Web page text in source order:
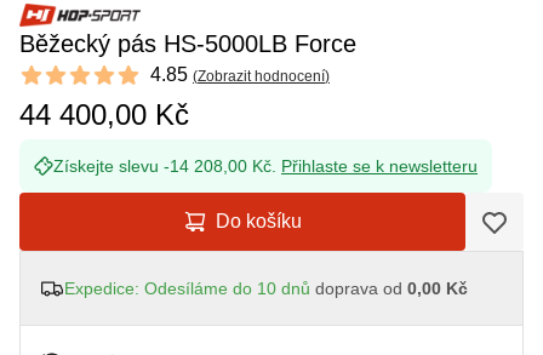
Běžecký pás HS-5000LB Force
Reviews
4.85 out of 5 stars 4.85 (Zobrazit hodnocení)
44 400,00 Kč
Získejte slevu -14 208,00 Kč. Přihlaste se k newsletteru
Do košíku
Expedice: Odesíláme do 10 dnů doprava od 0,00 Kč